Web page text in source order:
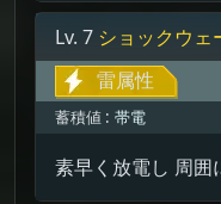
Lv. 7 ショックウェ
雷属性
蓄積値 : 帯電
素早く放電し 周囲